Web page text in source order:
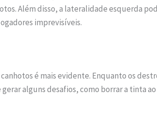
Além disso, a lateralidade esquerda
imprevisíveis.
é mais evidente. Enquanto os
alguns desafios, como borrar a tinta